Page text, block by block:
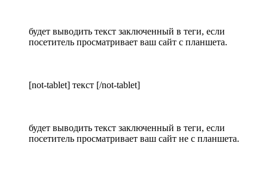
будет выводить текст заключенный в теги, если
посетитель просматривает ваш сайт с планшета.
[not-tablet] текст [/not-tablet]
будет выводить текст заключенный в теги, если
посетитель просматривает ваш сайт не с планшета.